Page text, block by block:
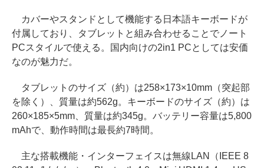
カバーやスタンドとして機能する日本語キーボードが
付属しており、タブレットと組み合わせることでノート
PCスタイルで使える。国内向けの2in1 PCとしては安価
なのが魅力だ。
タブレットのサイズ（約）は258×173×10mm（突起部
を除く）、質量は約562g。キーボードのサイズ（約）は
260×185×5mm、質量は約345g。バッテリー容量は5,800
mAhで、動作時間は最長約7時間。
主な搭載機能・インターフェイスは無線LAN（IEEE 8